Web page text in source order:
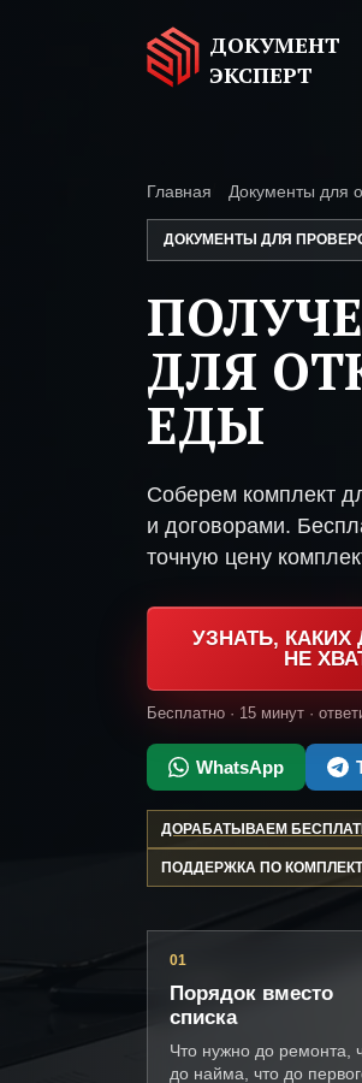
ДОКУМЕНТ
ЭКСПЕРТ
Главная Документы для
ДОКУМЕНТЫ ДЛЯ
ДЛЯ
ЕДЫ
Соберем комплект
и договорами.
точную цену
УЗНАТЬ,
НЕ
Бесплатно · 15 минут ·
WhatsApp
ДОРАБАТЫВАЕМ
ПОДДЕРЖКА ПО
01
Порядок вместо
списка
Что нужно до ремонта,
до найма, что до